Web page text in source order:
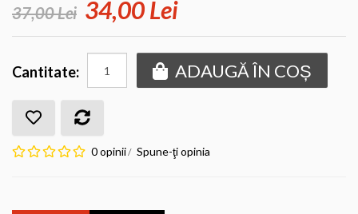
37,00 Lei 34,00 Lei
Cantitate: ADAUGĂ ÎN COȘ
0 opinii/ Spune-ţi opinia